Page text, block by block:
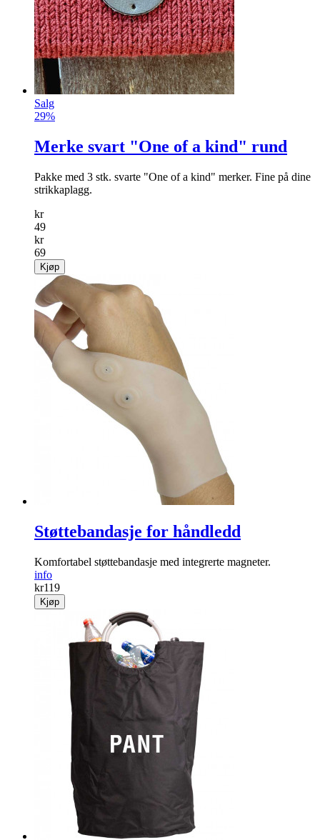
Salg
29%
Merke svart "One of a kind" rund
Pakke med 3 stk. svarte "One of a kind" merker. Fine på dine
strikkaplagg.
kr
49
kr
69
Kjøp
Støttebandasje for håndledd
Komfortabel støtte­bandasje med integrerte magneter.
info
kr119
Kjøp